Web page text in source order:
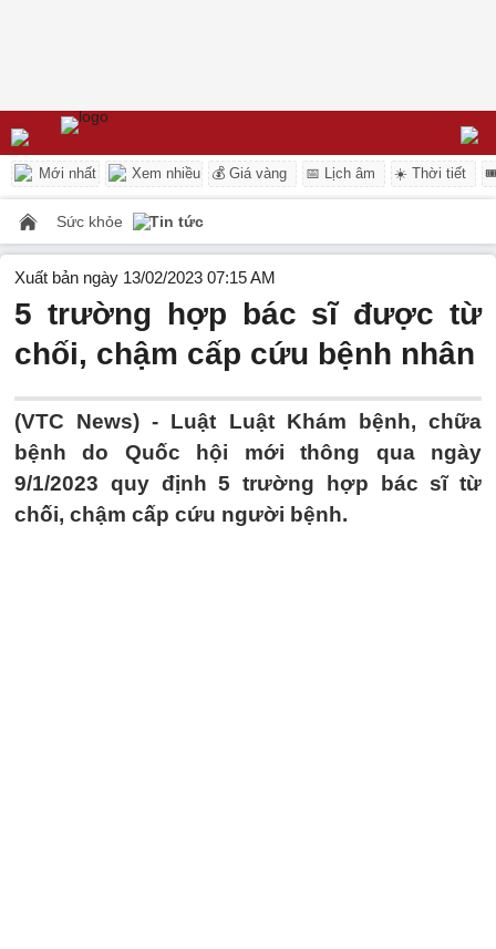
Mới nhất Xem nhiều 💰 Giá vàng 📅 Lịch âm ☀️ Thời tiết
Sức khỏe Tin tức
Xuất bản ngày 13/02/2023 07:15 AM
5 trường hợp bác sĩ được từ
chối, chậm cấp cứu bệnh nhân
(VTC News) - Luật Luật Khám bệnh, chữa
bệnh do Quốc hội mới thông qua ngày
9/1/2023 quy định 5 trường hợp bác sĩ từ
chối, chậm cấp cứu người bệnh.